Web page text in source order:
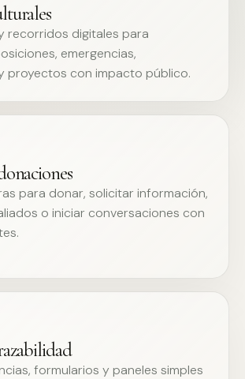
recorridos digitales para
emergencias,
proyectos con impacto público.
para donar, solicitar información,
o iniciar conversaciones con
formularios y paneles simples